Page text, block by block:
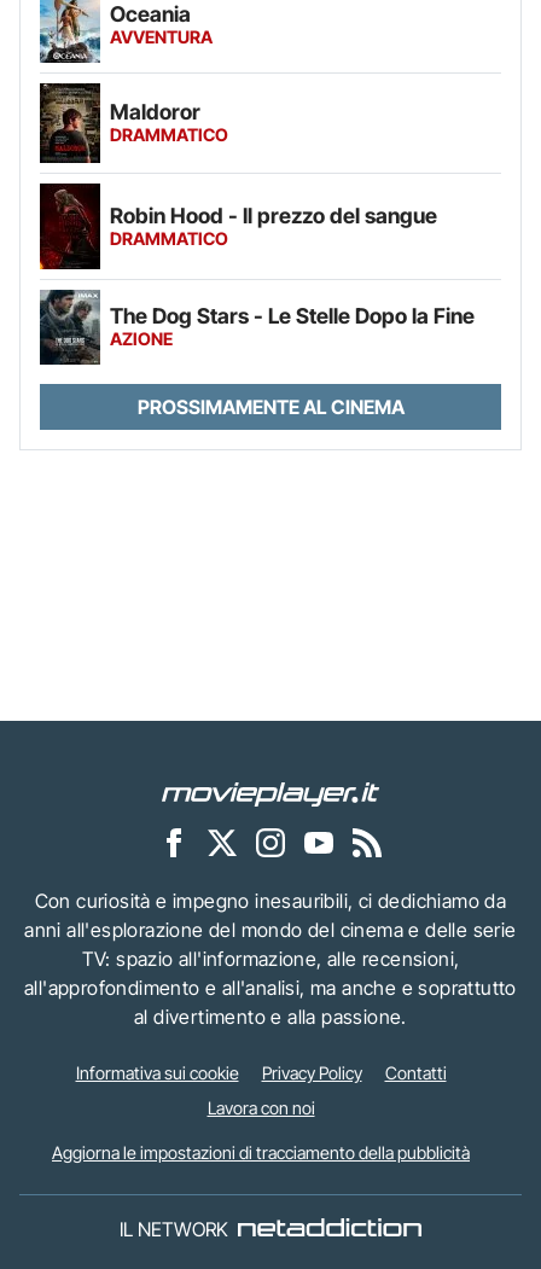
Oceania
AVVENTURA
Maldoror
DRAMMATICO
Robin Hood - Il prezzo del sangue
DRAMMATICO
The Dog Stars - Le Stelle Dopo la Fine
AZIONE
PROSSIMAMENTE AL CINEMA
Con curiosità e impegno inesauribili, ci dedichiamo da
anni all'esplorazione del mondo del cinema e delle serie
TV: spazio all'informazione, alle recensioni,
all'approfondimento e all'analisi, ma anche e soprattutto
al divertimento e alla passione.
Informativa sui cookie Privacy Policy
Contatti
Lavora con noi
Aggiorna le impostazioni di tracciamento della pubblicità
IL NETWORK